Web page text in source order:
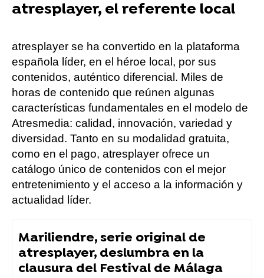
atresplayer, el referente local
atresplayer se ha convertido en la plataforma
española líder, en el héroe local, por sus
contenidos, auténtico diferencial. Miles de
horas de contenido que reúnen algunas
características fundamentales en el modelo de
Atresmedia: calidad, innovación, variedad y
diversidad. Tanto en su modalidad gratuita,
como en el pago, atresplayer ofrece un
catálogo único de contenidos con el mejor
entretenimiento y el acceso a la información y
actualidad líder.
Mariliendre, serie original de
atresplayer, deslumbra en la
clausura del Festival de Málaga